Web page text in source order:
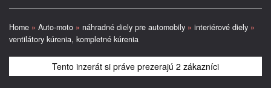
Home » Auto-moto » náhradné diely pre automobily » interiérové diely »
ventilátory kúrenia, kompletné kúrenia
Tento inzerát si práve prezerajú 2 zákazníci